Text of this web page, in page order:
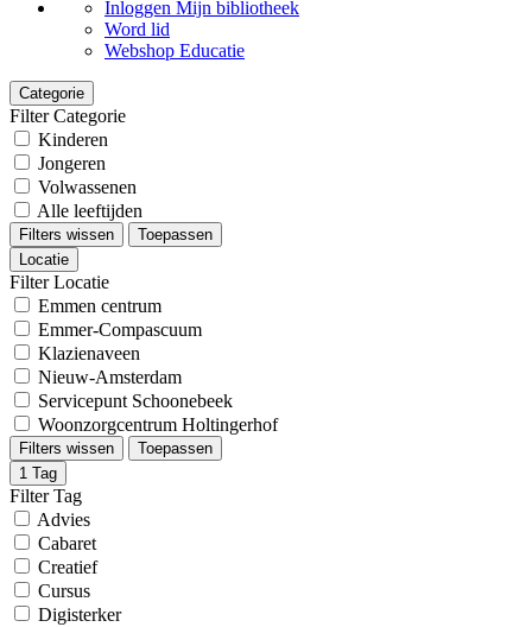
Inloggen Mijn bibliotheek
Word lid
Webshop Educatie
Categorie
Filter Categorie
Kinderen
Jongeren
Volwassenen
Alle leeftijden
Filters wissen
Toepassen
Locatie
Filter Locatie
Emmen centrum
Emmer-Compascuum
Klazienaveen
Nieuw-Amsterdam
Servicepunt Schoonebeek
Woonzorgcentrum Holtingerhof
Filters wissen
Toepassen
1 Tag
Filter Tag
Advies
Cabaret
Creatief
Cursus
Digisterker